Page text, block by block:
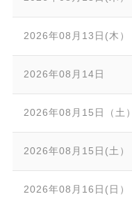
2026年08月13日(木）
2026年08月14日
2026年08月15日（土）
2026年08月15日(土）
2026年08月16日(日）